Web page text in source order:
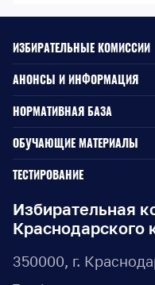
Избирательная
Краснодарского
350000, г.
ИЗБИРАТЕЛЬНЫЕ КОМИССИИ
АНОНСЫ И ИНФОРМАЦИЯ
НОРМАТИВНАЯ БАЗА
Законодательство РФ
Законодательство КК
Документы ЦИК России
Документы ИККК
Выборы Губернатора
ОБУЧАЮЩИЕ МАТЕРИАЛЫ
Для окружной
Для территориальной
Для участковой
ТЕСТИРОВАНИЕ
Для членов участковых